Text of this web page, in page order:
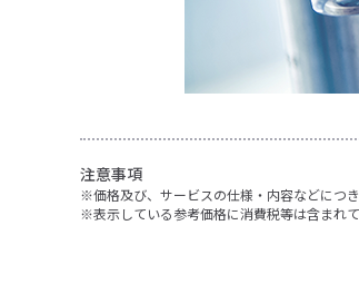
注意事項
価格及び、サービスの仕様・内容などにつ
表示している参考価格に消費税等は含まれて